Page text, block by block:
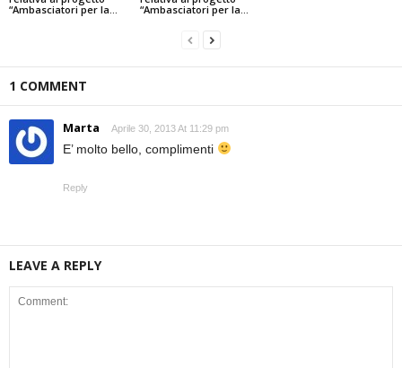
“Ambasciatori per la...
“Ambasciatori per la...
1 COMMENT
Marta Aprile 30, 2013 At 11:29 pm
E’ molto bello, complimenti
Reply
LEAVE A REPLY